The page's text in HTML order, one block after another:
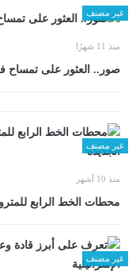
غير مصنف
منذ 11 شهرًا
صور.. العثور على تمساح
غير مصنف
منذ 10 أشهر
محطات الخط الرابع للمترو.. شريان جديد
غير مصنف